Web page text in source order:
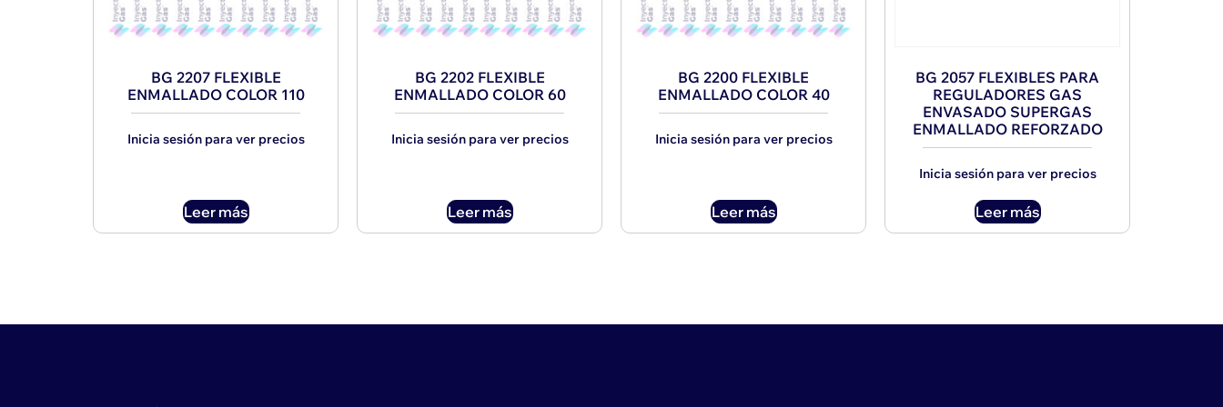
BG 2207 FLEXIBLE
ENMALLADO COLOR 110
Inicia sesión para ver precios
Leer más
BG 2202 FLEXIBLE
ENMALLADO COLOR 60
Inicia sesión para ver precios
Leer más
BG 2200 FLEXIBLE
ENMALLADO COLOR 40
Inicia sesión para ver precios
Leer más
BG 2057 FLEXIBLES PARA
REGULADORES GAS
ENVASADO SUPERGAS
ENMALLADO REFORZADO
Inicia sesión para ver precios
Leer más